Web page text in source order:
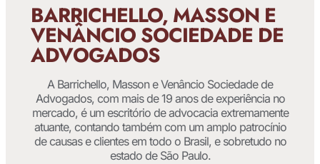
BARRICHELLO, MASSON E
VENÂNCIO SOCIEDADE DE
ADVOGADOS
A Barrichello, Masson e Venâncio Sociedade de
Advogados, com mais de 19 anos de experiência no
mercado, é um escritório de advocacia extremamente
atuante, contando também com um amplo patrocínio
de causas e clientes em todo o Brasil, e sobretudo no
estado de São Paulo.